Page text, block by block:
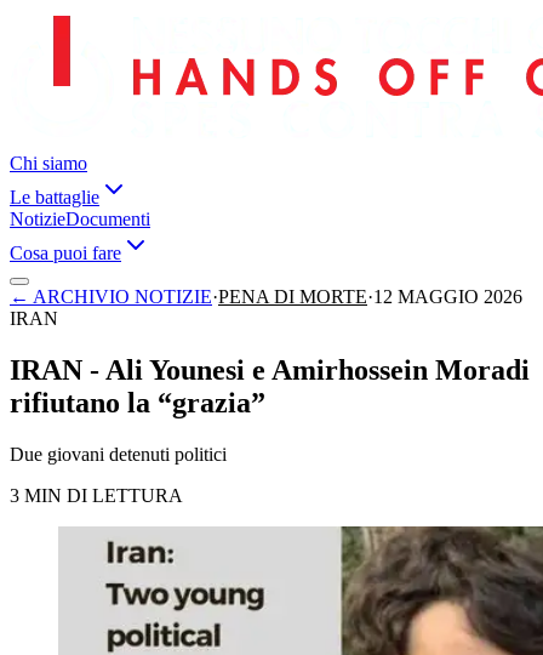
Chi siamo
Le battaglie
NotizieDocumenti
Cosa puoi fare
← ARCHIVIO NOTIZIE·PENA DI MORTE·12 MAGGIO 2026
IRAN
IRAN - Ali Younesi e Amirhossein Moradi
rifiutano la “grazia”
Due giovani detenuti politici
3 MIN DI LETTURA